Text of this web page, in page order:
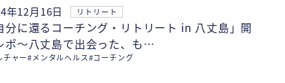
分に還るコーチング・リトリート in 八丈島」開
ポ〜八丈島で出会った、も…
年12月16日 リトリート
チャー#メンタルヘルス#コーチング